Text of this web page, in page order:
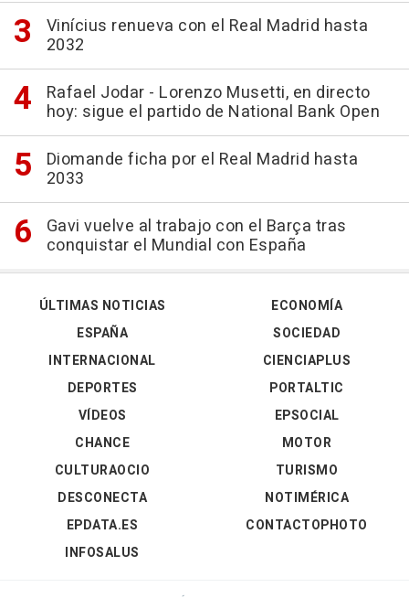
Vinícius renueva con el Real Madrid hasta
2032
Rafael Jodar - Lorenzo Musetti, en directo
hoy: sigue el partido de National Bank Open
Diomande ficha por el Real Madrid hasta
2033
Gavi vuelve al trabajo con el Barça tras
conquistar el Mundial con España
ÚLTIMAS NOTICIAS
ESPAÑA
INTERNACIONAL
DEPORTES
VÍDEOS
ECONOMÍA
SOCIEDAD
CIENCIAPLUS
PORTALTIC
EPSOCIAL
CHANCE
CULTURAOCIO
DESCONECTA
EPDATA.ES
INFOSALUS
MOTOR
TURISMO
NOTIMÉRICA
CONTACTOPHOTO